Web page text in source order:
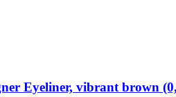
Eyeliner, vibrant brown